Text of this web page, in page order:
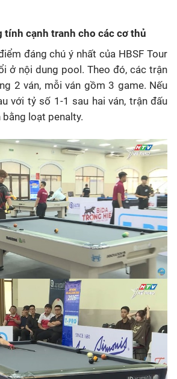
tính cạnh tranh cho các cơ thủ
đáng chú ý nhất của HBSF Tour
ở nội dung pool. Theo đó, các trận
2 ván, mỗi ván gồm 3 game. Nếu
với tỷ số 1-1 sau hai ván, trận đấu
loạt penalty.